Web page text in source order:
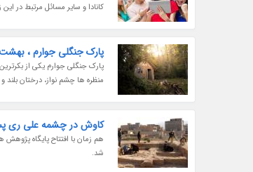
کانادا و سایر مسائل مرتبط در این
پارک جنگلی جوارم ،
پارک جنگلی جوارم یکی از
منظره ها چشم نواز، درختان
کاوش در چشمه علی ری پس از 30 سال؛ دانشجویان باستان شناسی
هم زمان با افتتاح پایگاه
شد.